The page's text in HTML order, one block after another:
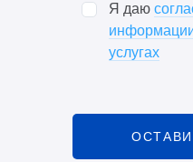
Я даю
услугах